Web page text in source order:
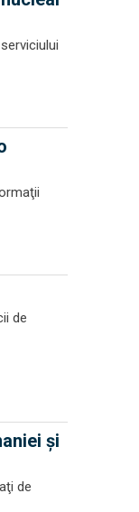
de
şi
de